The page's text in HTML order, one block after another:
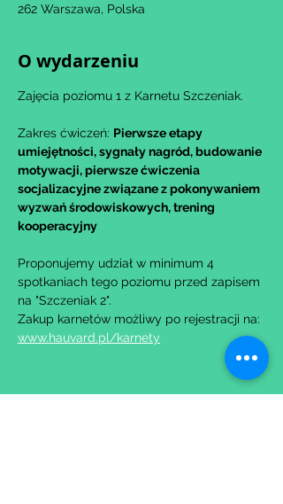
262 Warszawa, Polska
O wydarzeniu
Zajęcia poziomu 1 z Karnetu Szczeniak.
Zakres ćwiczeń: Pierwsze etapy
umiejętności, sygnały nagród, budowanie
motywacji, pierwsze ćwiczenia
socjalizacyjne związane z pokonywaniem
wyzwań środowiskowych, trening
kooperacyjny
Proponujemy udział w minimum 4
spotkaniach tego poziomu przed zapisem
na "Szczeniak 2".
Zakup karnetów możliwy po rejestracji na:
www.hauvard.pl/karnety